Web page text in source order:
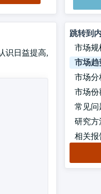
识日益提高,
跳转到
市场规
市场趋
市场分
市场份
常见问
研究方
相关报